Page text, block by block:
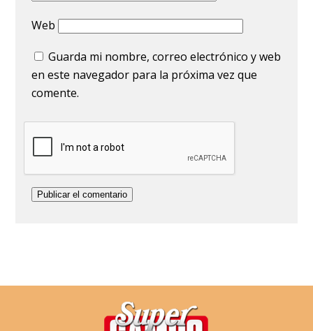
Web
Guarda mi nombre, correo electrónico y web
en este navegador para la próxima vez que
comente.